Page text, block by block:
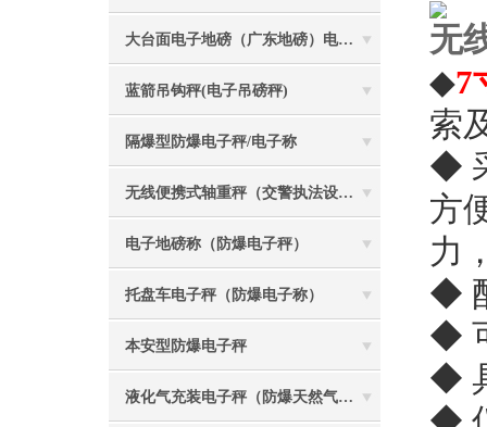
大台面电子地磅（广东地磅）电子汽车衡
蓝箭吊钩秤(电子吊磅秤)
隔爆型防爆电子秤/电子称
无线便携式轴重秤（交警执法设备）
电子地磅称（防爆电子秤）
托盘车电子秤（防爆电子称）
本安型防爆电子秤
液化气充装电子秤（防爆天然气灌装称）
无
◆7
索
◆
方
力
◆
◆
◆